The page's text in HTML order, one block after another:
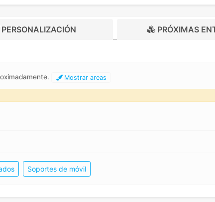
PERSONALIZACIÓN PRÓXIMAS
Mostrar areas
Soportes de móvil